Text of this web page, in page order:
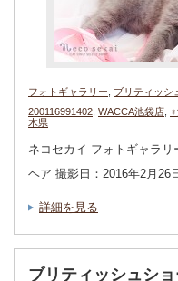
フォトギャラリー
ブリティッシ
200116991402 WACCA池袋店
木県
ネコセカイ フォトギャラリ
ヘア 撮影日：2016年2月
詳細を見る
ブリティッシュシ